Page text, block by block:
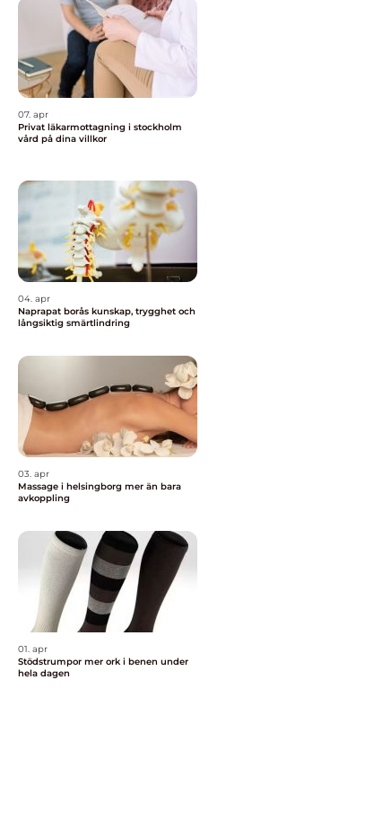
07. apr
Privat läkarmottagning i stockholm
vård på dina villkor
04. apr
Naprapat borås kunskap, trygghet och
långsiktig smärtlindring
03. apr
Massage i helsingborg mer än bara
avkoppling
01. apr
Stödstrumpor mer ork i benen under
hela dagen